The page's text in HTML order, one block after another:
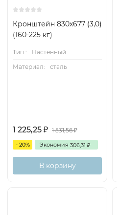
Кронштейн 830х677 (3,0)
(160-225 кг)
Тип.:
Настенный
Материал:
сталь
1 225,25 ₽ 1 531,56₽
- 20% Экономия 306,31 ₽
В корзину